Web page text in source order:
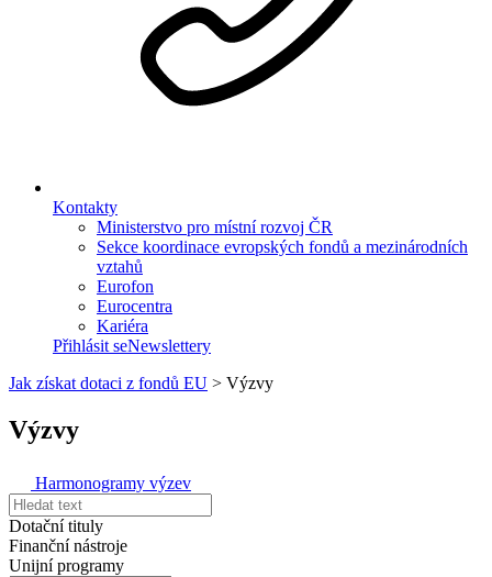
Kontakty
Ministerstvo pro místní rozvoj ČR
Sekce koordinace evropských fondů a mezinárodních
vztahů
Eurofon
Eurocentra
Kariéra
Přihlásit seNewslettery
Jak získat dotaci z fondů EU > Výzvy
Výzvy
Harmonogramy výzev
Dotační tituly
Finanční nástroje
Unijní programy